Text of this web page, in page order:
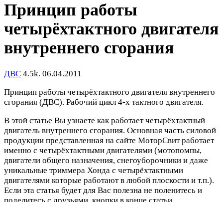
Принцип работы
четырёхтактного двигателя
внутреннего сгорания
ДВС 4.5k. 06.04.2011
Принцип работы четырёхтактного двигателя внутреннего
сгорания (ДВС). Рабочий цикл 4-х тактного двигателя.
В этой статье Вы узнаете как работает четырёхтактный
двигатель внутреннего сгорания. Основная часть силовой
продукции представленная на сайте МоторСвит работает
именно с четырёхтактными двигателями (мотопомпы,
двигатели общего назначения, снегоуборочники и даже
уникальные триммера Хонда с четырёхтактными
двигателями которые работают в любой плоскости и т.п.).
Если эта статья будет для Вас полезна не поленитесь и